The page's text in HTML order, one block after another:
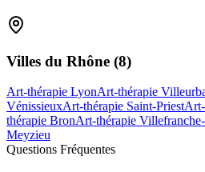
Villes du Rhône (8)
Art-thérapie LyonArt-thérapie
VénissieuxArt-thérapie Saint-Priest
thérapie BronArt-thérapie
Meyzieu
Questions Fréquentes